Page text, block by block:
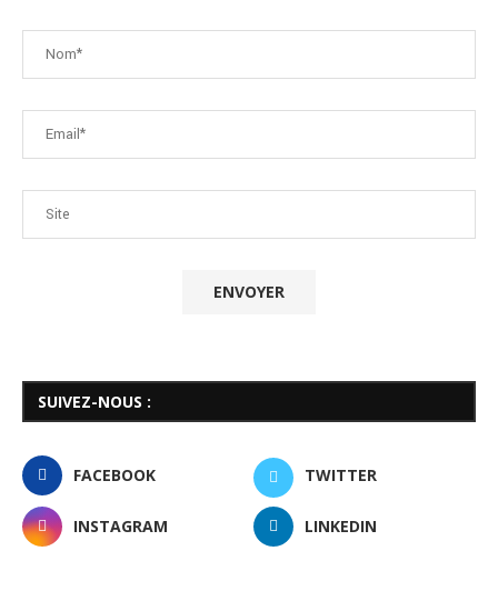
SUIVEZ-NOUS :
FACEBOOK TWITTER
INSTAGRAM LINKEDIN